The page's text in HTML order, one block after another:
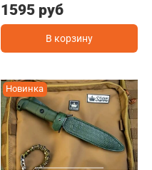
1595 руб
В корзину
Новинка